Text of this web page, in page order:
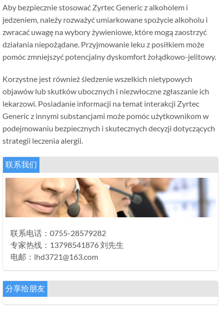
Aby bezpiecznie stosować Zyrtec Generic z alkoholem i
jedzeniem, należy rozważyć umiarkowane spożycie alkoholu i
zwracać uwagę na wybory żywieniowe, które mogą zaostrzyć
działania niepożądane. Przyjmowanie leku z posiłkiem może
pomóc zmniejszyć potencjalny dyskomfort żołądkowo-jelitowy.
Korzystne jest również śledzenie wszelkich nietypowych
objawów lub skutków ubocznych i niezwłoczne zgłaszanie ich
lekarzowi. Posiadanie informacji na temat interakcji Zyrtec
Generic z innymi substancjami może pomóc użytkownikom w
podejmowaniu bezpiecznych i skutecznych decyzji dotyczących
strategii leczenia alergii.
联系我们
联系电话：0755-28579282
专家热线：13798541876 刘先生
电邮：lhd3721@163.com
分享给朋友